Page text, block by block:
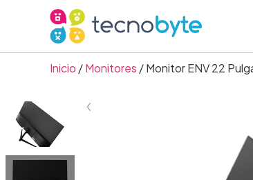
Inicio /Monitores / Monitor ENV 22